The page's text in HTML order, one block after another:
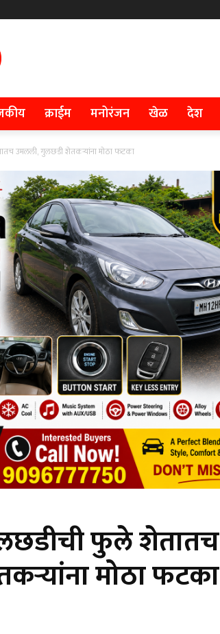
क्राईम मनोरंजन खेळ देश
उमलली, गुलछडी शेतकऱ्यांना मोठा फटका
फुले शेतातच
मोठा फटका